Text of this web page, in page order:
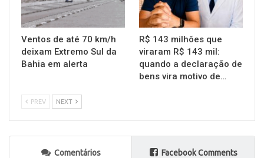
Ventos de até 70 km/h
deixam Extremo Sul da
Bahia em alerta
R$ 143 milhões que
viraram R$ 143 mil:
quando a declaração de
bens vira motivo de…
PREV NEXT
Comentários Facebook Comments